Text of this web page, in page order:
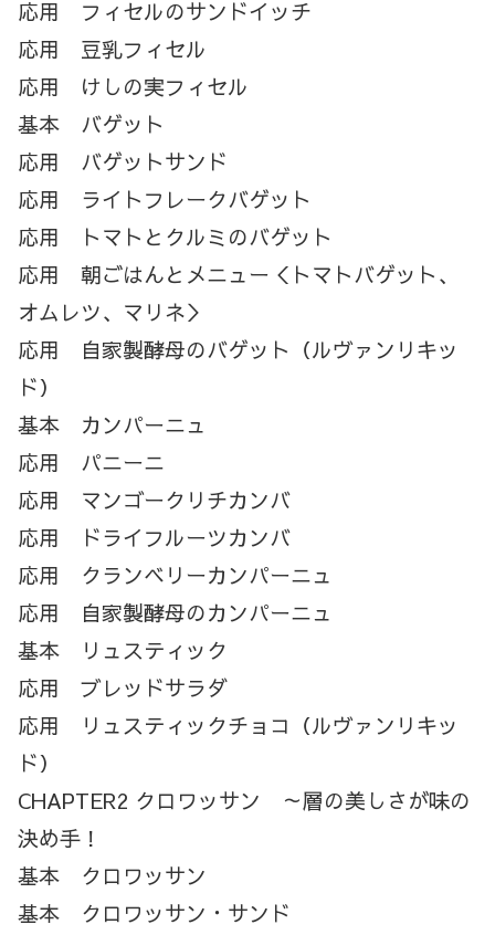
応用 フィセルのサンドイッチ
応用 豆乳フィセル
応用 けしの実フィセル
基本 バゲット
応用 バゲットサンド
応用 ライトフレークバゲット
応用 トマトとクルミのバゲット
応用 朝ごはんとメニュー＜トマトバゲット、
オムレツ、マリネ＞
応用 自家製酵母のバゲット（ルヴァンリキッ
ド）
基本 カンパーニュ
応用 パニーニ
応用 マンゴークリチカンバ
応用 ドライフルーツカンバ
応用 クランベリーカンパーニュ
応用 自家製酵母のカンパーニュ
基本 リュスティック
応用 ブレッドサラダ
応用 リュスティックチョコ（ルヴァンリキッ
ド）
CHAPTER2 クロワッサン ～層の美しさが味の
決め手！
基本 クロワッサン
基本 クロワッサン・サンド